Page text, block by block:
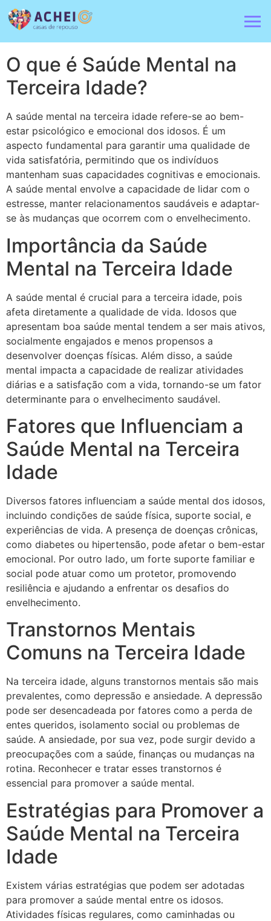
O que é Saúde Mental na
Terceira Idade?
A saúde mental na terceira idade refere-se ao bem-
estar psicológico e emocional dos idosos. É um
aspecto fundamental para garantir uma qualidade de
vida satisfatória, permitindo que os indivíduos
mantenham suas capacidades cognitivas e emocionais.
A saúde mental envolve a capacidade de lidar com o
estresse, manter relacionamentos saudáveis e adaptar-
se às mudanças que ocorrem com o envelhecimento.
Importância da Saúde
Mental na Terceira Idade
A saúde mental é crucial para a terceira idade, pois
afeta diretamente a qualidade de vida. Idosos que
apresentam boa saúde mental tendem a ser mais ativos,
socialmente engajados e menos propensos a
desenvolver doenças físicas. Além disso, a saúde
mental impacta a capacidade de realizar atividades
diárias e a satisfação com a vida, tornando-se um fator
determinante para o envelhecimento saudável.
Fatores que Influenciam a
Saúde Mental na Terceira
Idade
Diversos fatores influenciam a saúde mental dos idosos,
incluindo condições de saúde física, suporte social, e
experiências de vida. A presença de doenças crônicas,
como diabetes ou hipertensão, pode afetar o bem-estar
emocional. Por outro lado, um forte suporte familiar e
social pode atuar como um protetor, promovendo
resiliência e ajudando a enfrentar os desafios do
envelhecimento.
Transtornos Mentais
Comuns na Terceira Idade
Na terceira idade, alguns transtornos mentais são mais
prevalentes, como depressão e ansiedade. A depressão
pode ser desencadeada por fatores como a perda de
entes queridos, isolamento social ou problemas de
saúde. A ansiedade, por sua vez, pode surgir devido a
preocupações com a saúde, finanças ou mudanças na
rotina. Reconhecer e tratar esses transtornos é
essencial para promover a saúde mental.
Estratégias para Promover a
Saúde Mental na Terceira
Idade
Existem várias estratégias que podem ser adotadas
para promover a saúde mental entre os idosos.
Atividades físicas regulares, como caminhadas ou